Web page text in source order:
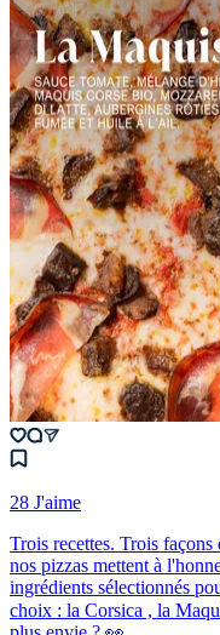
28 J'aime
Trois recettes. Trois
nos pizzas mettent à
ingrédients sélectionnés
choix : la Corsica , la